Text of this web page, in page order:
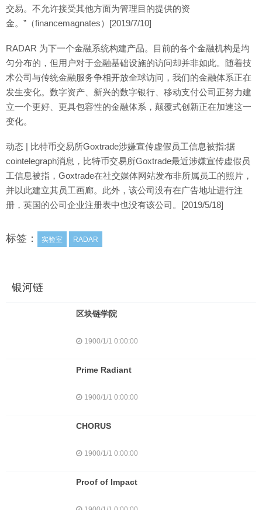
交易。不允许接受其他方面为管理目的提供的资
金。”（financemagnates）[2019/7/10]
RADAR 为下一个金融系统构建产品。目前的各个金融机构是均
匀分布的，但用户对于金融基础设施的访问却并非如此。随着技
术公司与传统金融服务争相开放全球访问，我们的金融体系正在
发生变化。数字资产、新兴的数字银行、移动支付公司正努力建
立一个更好、更具包容性的金融体系，颠覆式创新正在加速这一
变化。
动态 | 比特币交易所Goxtrade涉嫌宣传虚假员工信息被指:据
cointelegraph消息，比特币交易所Goxtrade最近涉嫌宣传虚假员
工信息被指，Goxtrade在社交媒体网站发布非所属员工的照片，
并以此建立其员工画廊。此外，该公司没有在广告地址进行注
册，英国的公司企业注册表中也没有该公司。[2019/5/18]
标签： 实验室 RADAR
银河链
区块链学院
1900/1/1 0:00:00
Prime Radiant
1900/1/1 0:00:00
CHORUS
1900/1/1 0:00:00
Proof of Impact